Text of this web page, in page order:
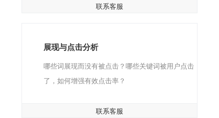
联系客服
展现与点击分析
哪些词展现而没有被点击？哪些关键词被用户点击
了，如何增强有效点击率？
联系客服